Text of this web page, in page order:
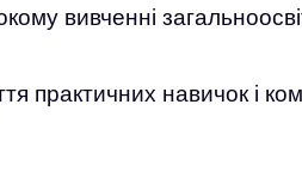
вивченні
практичних навичок і